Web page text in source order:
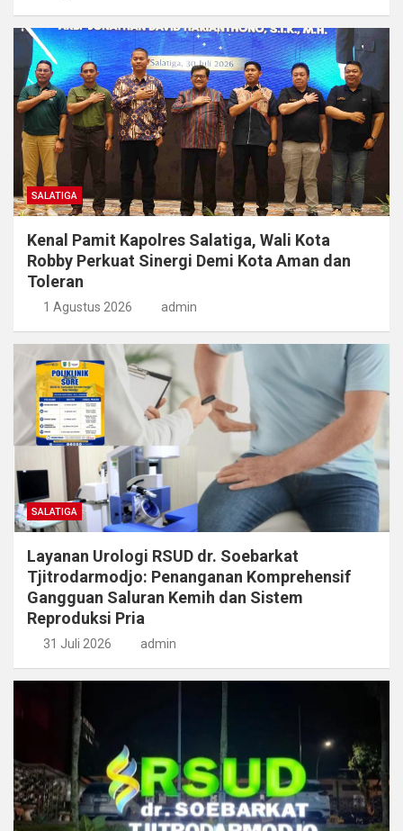
SALATIGA
Kenal Pamit Kapolres Salatiga, Wali Kota
Robby Perkuat Sinergi Demi Kota Aman dan
Toleran
1 Agustus 2026 admin
SALATIGA
Layanan Urologi RSUD dr. Soebarkat
Tjitrodarmodjo: Penanganan Komprehensif
Gangguan Saluran Kemih dan Sistem
Reproduksi Pria
31 Juli 2026 admin